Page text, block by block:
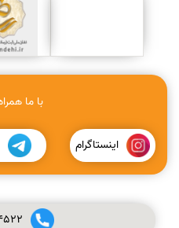
با ما
اینستاگرام